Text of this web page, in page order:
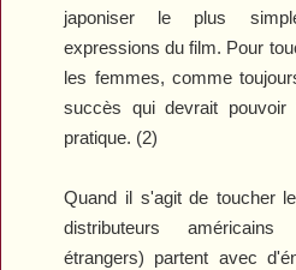
japoniser le plus
expressions du film. Pour
les femmes, comme
succès qui devrait pouvoir
pratique. (2)
Quand il s'agit de toucher
distributeurs américains
étrangers) partent avec